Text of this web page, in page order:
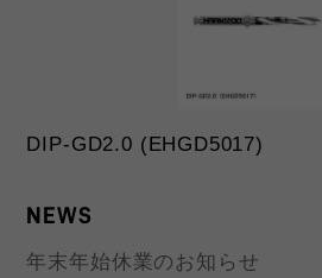
DIP-GD2.0 (EHGD5017)
NEWS
年末年始休業のお知らせ